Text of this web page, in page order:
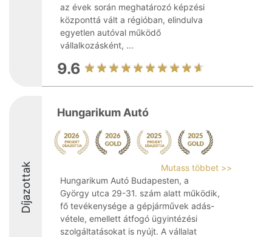
az évek során meghatározó képzési
központtá vált a régióban, elindulva
egyetlen autóval működő
vállalkozásként, ...
9.6
Díjazottak
Hungarikum Autó
Mutass többet >>
Hungarikum Autó Budapesten, a
György utca 29-31. szám alatt működik,
fő tevékenysége a gépjárművek adás-
vétele, emellett átfogó ügyintézési
szolgáltatásokat is nyújt. A vállalat